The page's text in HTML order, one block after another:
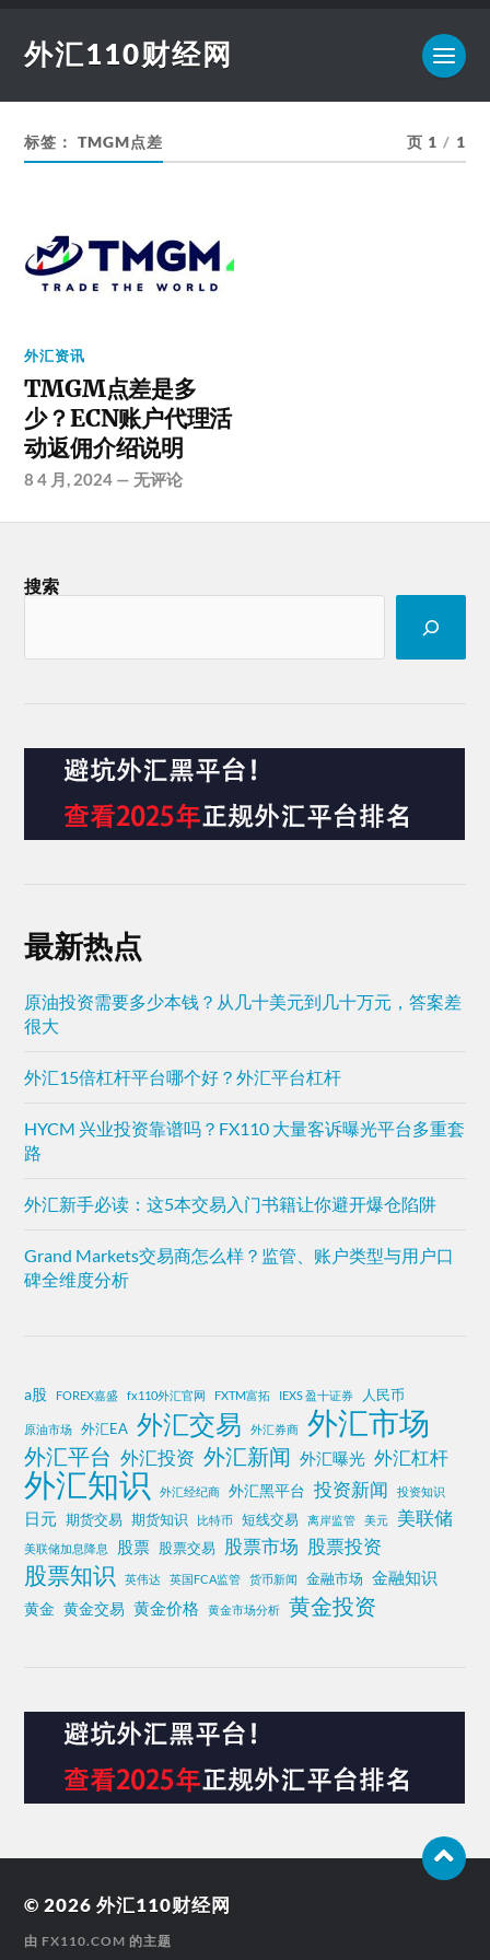
外汇110财经网
标签：TMGM点差 页 1 / 1
外汇资讯
TMGM点差是多
少？ECN账户代理活
动返佣介绍说明
8 4 月, 2024 —无评论
搜索
最新热点
原油投资需要多少本钱？从几十美元到几十万元，答案差
很大
外汇15倍杠杆平台哪个好？外汇平台杠杆
HYCM 兴业投资靠谱吗？FX110 大量客诉曝光平台多重套
路
外汇新手必读：这5本交易入门书籍让你避开爆仓陷阱
Grand Markets交易商怎么样？监管、账户类型与用户口
碑全维度分析
a股 FOREX嘉盛 fx110外汇官网 FXTM富拓 IEXS 盈十证券 人民币
原油市场 外汇EA 外汇交易 外汇券商 外汇市场
外汇平台 外汇投资 外汇新闻 外汇曝光 外汇杠杆
外汇知识 外汇经纪商 外汇黑平台 投资新闻 投资知识
日元 期货交易 期货知识 比特币 短线交易 离岸监管 美元 美联储
美联储加息降息 股票 股票交易 股票市场 股票投资
股票知识 英伟达 英国FCA监管 货币新闻 金融市场 金融知识
黄金 黄金交易 黄金价格 黄金市场分析 黄金投资
© 2026外汇110财经网
由 FX110.COM 的主题